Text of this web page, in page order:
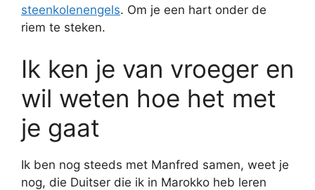
steenkolenengels. Om je een hart onder de
riem te steken.
Ik ken je van vroeger en
wil weten hoe het met
je gaat
Ik ben nog steeds met Manfred samen, weet je
nog, die Duitser die ik in Marokko heb leren